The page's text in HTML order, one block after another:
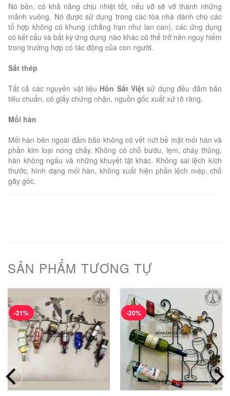
Nó bền, có khả năng chịu nhiệt tốt, nếu vỡ sẽ vỡ thành những
mảnh vuông. Nó được sử dụng trong các tòa nhà dành cho các
tổ hợp không có khung (chẳng hạn như lan can), các ứng dụng
có kết cấu và bất kỳ ứng dụng nào khác có thể trở nên nguy hiểm
trong trường hợp có tác động của con người.
Sắt thép
Tất cả các nguyên vật liệu Hồn Sắt Việt sử dụng đều đảm bảo
tiêu chuẩn, có giấy chứng nhận, nguồn gốc xuất xứ rõ ràng.
Mối hàn
Mối hàn bên ngoài đảm bảo không có vết nứt bề mặt mối hàn và
phần kim loại nóng chảy. Không có chỗ bướu, lẹm, cháy thủng,
hàn không ngấu và những khuyết tật khác. Không sai lệch kích
thước, hình dạng mối hàn, không xuất hiện phần lệch mép, chỗ
gãy góc.
SẢN PHẨM TƯƠNG TỰ
-21% -20%